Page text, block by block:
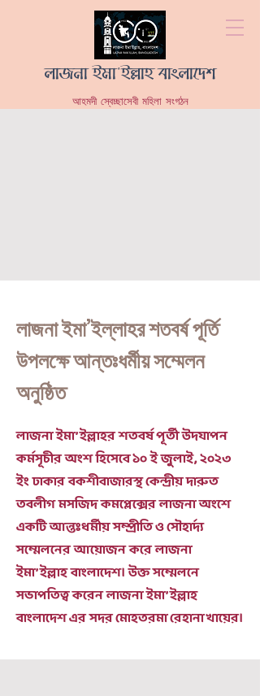
লাজনা ইমা'ইল্লাহ বাংলাদেশ
আহমদী স্বেচ্ছাসেবী মহিলা সংগঠন
লাজনা ইমা’ইল্লাহর শতবর্ষ পূর্তি
উপলক্ষে আন্তঃধর্মীয় সম্মেলন
অনুষ্ঠিত
লাজনা ইমা’ইল্লাহর শতবর্ষ পূর্তী উদযাপন
কর্মসূচীর অংশ হিসেবে ১০ ই জুলাই, ২০২৩
ইং ঢাকার বকশীবাজারস্থ কেন্দ্রীয় দারুত
তবলীগ মসজিদ কমপ্লেক্সের লাজনা অংশে
একটি আন্তঃধর্মীয় সম্প্রীতি ও সৌহার্দ্য
সম্মেলনের আয়োজন করে লাজনা
ইমা’ইল্লাহ বাংলাদেশ। উক্ত সম্মেলনে
সভাপতিত্ব করেন লাজনা ইমা’ইল্লাহ
বাংলাদেশ এর সদর মোহতরমা রেহানা খায়ের।